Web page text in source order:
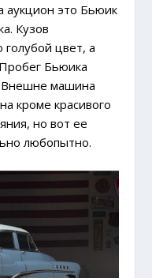
аукцион это Бьюик
Кузов
цвет, а
Бьюика
Внешне машина
кроме красивого
но вот ее
любопытно.